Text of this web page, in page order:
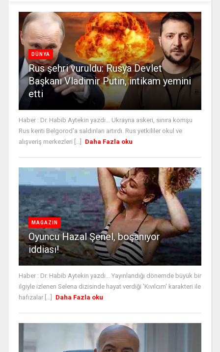
DÜNYA
Rus şehri vuruldu: Rusya Devlet
Başkanı Vladimir Putin, intikam yemini
etti
Haber : Dr. Habib Aytekin yazdı... Ukrayna askeri, sınıra komşu
Rus kenti Belgorod'a saldırıları artırdı. Rus yetkililer okul ve
alışveriş merkezleri [...]
Daha Fazla oku
MAGAZİN
Oyuncu Hazal Şenel, boşanıyor
iddiası!
Haber : Dr. Habib Aytekin yazdı... Yayınlandığı dönemde büyük bir
ilgiyle izlenen Selena dizisinde hayat verdiği 'Kıvılcım' karakteri ile
hafızalar [...]
Daha Fazla oku